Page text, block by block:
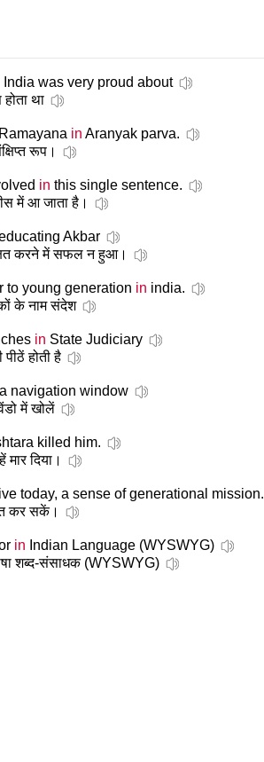
was very proud about
होता था
in Aranyak parva.
रूप।
in this single sentence.
में आ जाता है।
Akbar
करने में सफल न हुआ।
to young generation in india.
के नाम संदेश
in State Judiciary
पीठें होती है
a navigation window
में खोलें
killed him.
मार दिया।
today, a sense of generational mission.
कर सकें।
in Indian Language (WYSWYG)
शब्द-संसाधक (WYSWYG)